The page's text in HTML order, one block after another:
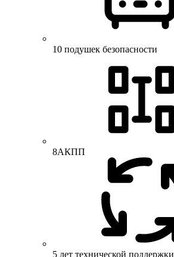
10 подушек безопасности
8АКПП
5 лет технической поддержки